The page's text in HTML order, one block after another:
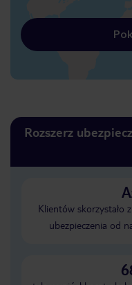
Rozszerz
Klientów skorzystało
ubezpieczenia od